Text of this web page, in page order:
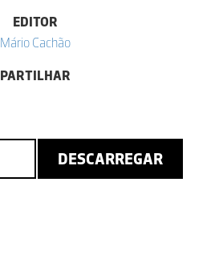
EDITOR
Mário Cachão
PARTILHAR
DESCARREGAR